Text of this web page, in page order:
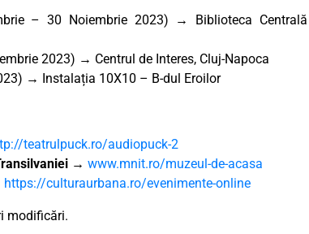
– 30 Noiembrie 2023) → Biblioteca Centrală
2023) → Centrul de Interes, Cluj-Napoca
→ Instalația 10X10 – B-dul Eroilor
teatrulpuck.ro/audiopuck-2
→ www.mnit.ro/muzeul-de-acasa
https://culturaurbana.ro/evenimente-online
modificări.